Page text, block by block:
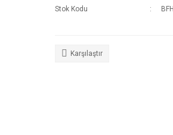
Stok Kodu
Karşılaştır